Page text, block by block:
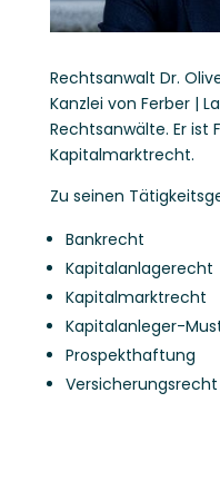
Rechtsanwalt Dr.
Kanzlei von Ferber |
Rechtsanwälte. Er ist
Kapitalmarktrecht.
Zu seinen
Bankrecht
Kapitalanlagerecht
Kapitalmarktrecht
Kapitalanleger-
Prospekthaftung
Versicherungsrecht